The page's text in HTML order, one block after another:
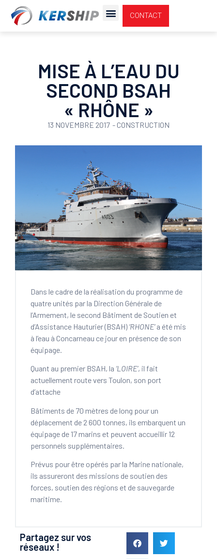
CONTACT
MISE À L’EAU DU
SECOND BSAH
« RHÔNE »
13 NOVEMBRE 2017 -CONSTRUCTION
Dans le cadre de la réalisation du programme de
quatre unités par la Direction Générale de
l’Armement, le second Bâtiment de Soutien et
d’Assistance Hauturier (BSAH) ‘RHONE’a été mis
à l’eau à Concarneau ce jour en présence de son
équipage.
Quant au premier BSAH, la ‘LOIRE’, il fait
actuellement route vers Toulon, son port
d’attache
Bâtiments de 70 mètres de long pour un
déplacement de 2 600 tonnes, ils embarquent un
équipage de 17 marins et peuvent accueillir 12
personnels supplémentaires.
Prévus pour être opérés par la Marine nationale,
ils assureront des missions de soutien des
forces, soutien des régions et de sauvegarde
maritime.
Partagez sur vos
réseaux !
Cookies management panel